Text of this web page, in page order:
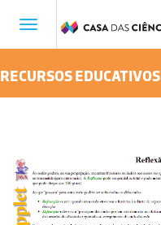
Toggle
RECURSOS EDUCATIVOS